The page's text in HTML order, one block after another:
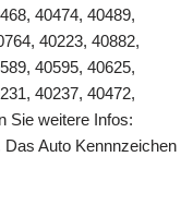
40474, 40489,
40223, 40882,
40595, 40625,
40237, 40472,
Sie weitere Infos:
Auto Kennnzeichen